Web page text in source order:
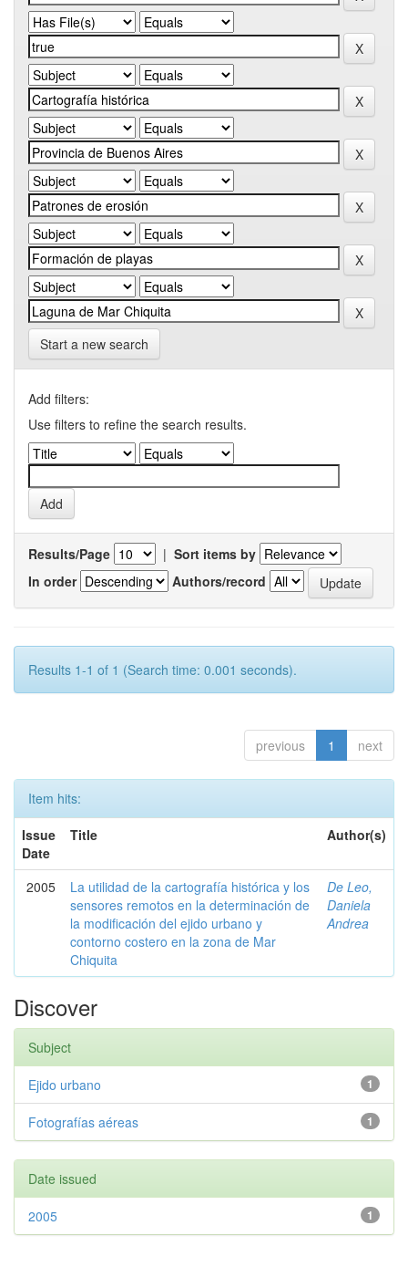
Start a new search
Add filters:
Use filters to refine the search results.
Results/Page | Sort items by
In order
Authors/record
Results 1-1 of 1 (Search time: 0.001 seconds).
previous 1 next
Item hits:
Issue
Date
Title Author(s)
2005
La utilidad de la cartografía histórica y los
sensores remotos en la determinación de
la modificación del ejido urbano y
contorno costero en la zona de Mar
Chiquita
De Leo,
Daniela
Andrea
Discover
Subject
1
Ejido urbano
1
Fotografías aéreas
Date issued
1
2005